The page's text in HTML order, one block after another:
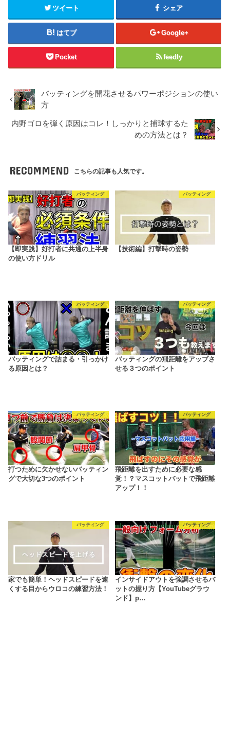
ツイート シェア
はてブ Google+
Pocket feedly
バッティングを開花させるパワーポジションの使い
方
内野ゴロを弾く原因はコレ！しっかりと捕球するた
めの方法とは？
RECOMMEND こちらの記事も人気です。
バッティング
【即実践】好打者に共通の上半身
の使い方ドリル
バッティング
【技術編】打撃時の姿勢
バッティング
バッティングで詰まる・引っかけ
る原因とは？
バッティング
バッティングの飛距離をアップさ
せる３つのポイント
バッティング
打つために欠かせないバッティン
グで大切な3つのポイント
バッティング
飛距離を出すために必要な感
覚！？マスコットバットで飛距離
アップ！！
バッティング
家でも簡単！ヘッドスピードを速
くする目からウロコの練習方法！
バッティング
インサイドアウトを強調させるバ
ットの握り方【YouTubeグラウ
ンド】p…